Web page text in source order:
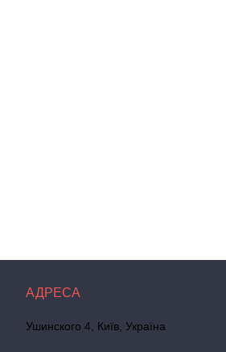
Ушинского 4, Київ, Україна